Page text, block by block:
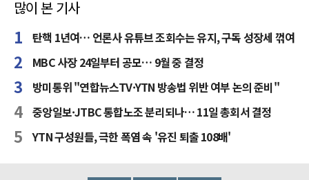
많이 본 기사
탄핵 1년여… 언론사 유튜브 조회수는 유지, 구독 성장세 꺾여
MBC 사장 24일부터 공모… 9월 중 결정
방미통위 "연합뉴스TV·YTN 방송법 위반 여부 논의 준비"
중앙일보·JTBC 통합노조 분리되나… 11일 총회서 결정
YTN 구성원들, 극한 폭염 속 '유진 퇴출 108배'